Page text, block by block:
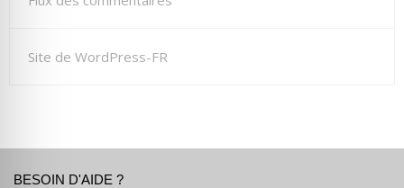
Site de WordPress-FR
BESOIN D'AIDE ?